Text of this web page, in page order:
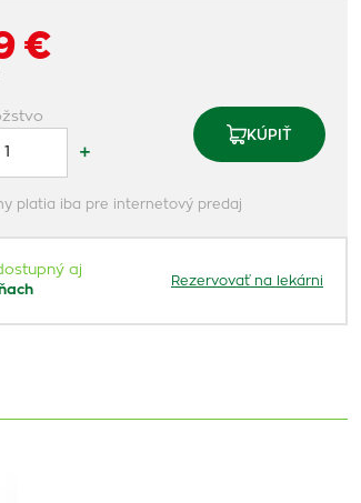
€
+
KÚPIŤ
platia iba pre internetový predaj
aj
Rezervovať na lekárni